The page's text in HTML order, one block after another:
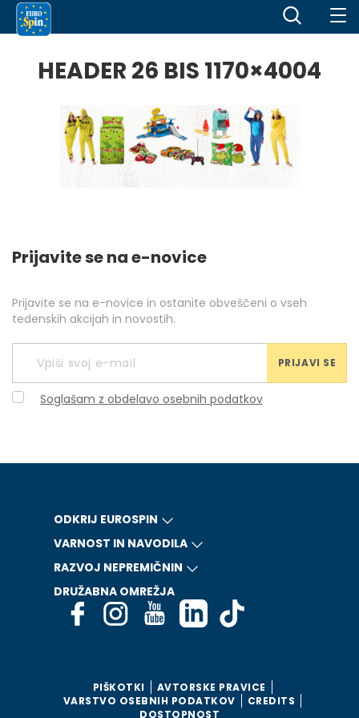
HEADER 26 BIS 1170×4004
Prijavite se na e-novice
Prijavite se na e-novice in ostanite obveščeni o vseh
tedenskih akcijah in novostih.
PRIJAVI SE
Soglašam z obdelavo osebnih podatkov
ODKRIJ EUROSPIN
VARNOST IN NAVODILA
RAZVOJ NEPREMIČNIN
DRUŽABNA OMREŽJA
PIŠKOTKI
AVTORSKE PRAVICE
VARSTVO OSEBNIH PODATKOV
CREDITS
DOSTOPNOST